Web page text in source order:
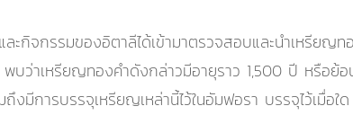
กิจกรรมของอิตาลีได้เข้ามาตรวจสอบและนำเหรียญ
พบว่าเหรียญทองคำดังกล่าวมีอายุราว 1,500 ปี หรือ
มีการบรรจุเหรียญเหล่านี้ไว้ในอัมฟอรา บรรจุไว้เมื่อใ